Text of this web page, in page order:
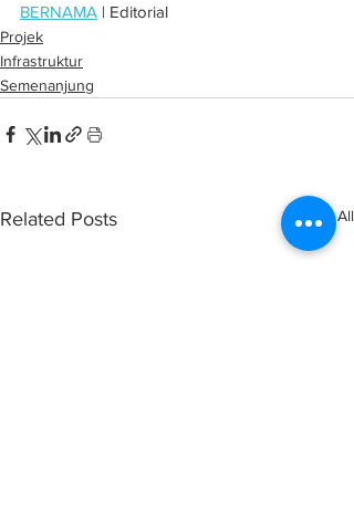
BERNAMA | Editorial
Projek
Infrastruktur
Semenanjung
Related Posts See All